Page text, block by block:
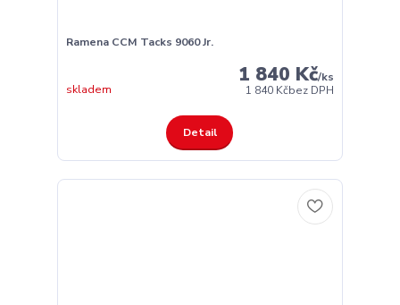
Ramena CCM Tacks 9060 Jr.
1 840 Kč/ks
1 840 Kčbez DPH
skladem
Detail